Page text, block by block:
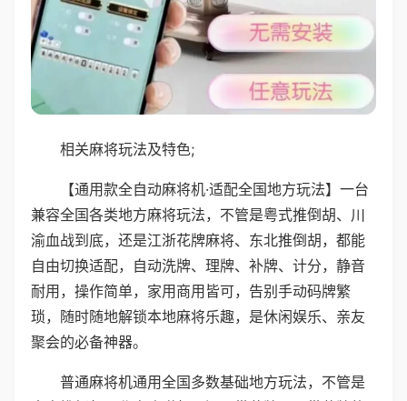
相关麻将玩法及特色;
【通用款全自动麻将机·适配全国地方玩法】一台
兼容全国各类地方麻将玩法，不管是粤式推倒胡、川
渝血战到底，还是江浙花牌麻将、东北推倒胡，都能
自由切换适配，自动洗牌、理牌、补牌、计分，静音
耐用，操作简单，家用商用皆可，告别手动码牌繁
琐，随时随地解锁本地麻将乐趣，是休闲娱乐、亲友
聚会的必备神器。
普通麻将机通用全国多数基础地方玩法，不管是